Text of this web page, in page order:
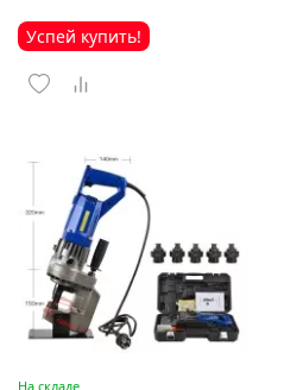
Успей купить!
На складе